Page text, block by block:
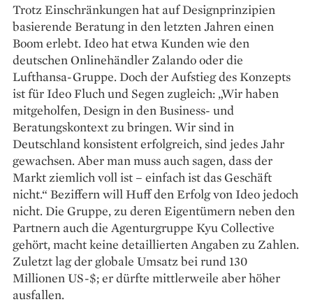
Trotz Einschränkungen hat auf Designprinzipien
basierende Beratung in den letzten Jahren einen
Boom erlebt. Ideo hat etwa Kunden wie den
deutschen Onlinehändler Zalando oder die
Lufthansa-Gruppe. Doch der Aufstieg des Konzepts
ist für Ideo Fluch und Segen zugleich: „Wir haben
mitgeholfen, Design in den Business- und
Beratungskontext zu bringen. Wir sind in
Deutschland konsistent erfolgreich, sind jedes Jahr
gewachsen. Aber man muss auch sagen, dass der
Markt ziemlich voll ist – einfach ist das Geschäft
nicht.“ Beziffern will Huff den Erfolg von Ideo jedoch
nicht. Die Gruppe, zu deren Eigentümern neben den
Partnern auch die Agenturgruppe Kyu Collective
gehört, macht keine detaillierten Angaben zu Zahlen.
Zuletzt lag der globale Umsatz bei rund 130
Millionen US-$; er dürfte mittlerweile aber höher
ausfallen.